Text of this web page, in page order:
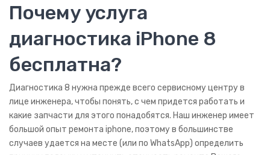
iPad
iMac
MacBook
AirPods
iPod
Почему услуга
диагностика iPhone 8
бесплатна?
Диагностика 8 нужна прежде всего сервисному центру в
лице инженера, чтобы понять, с чем придется работать и
какие запчасти для этого понадобятся. Наш инженер имеет
большой опыт ремонта iphone, поэтому в большинстве
случаев удается на месте (или по WhatsApp) определить